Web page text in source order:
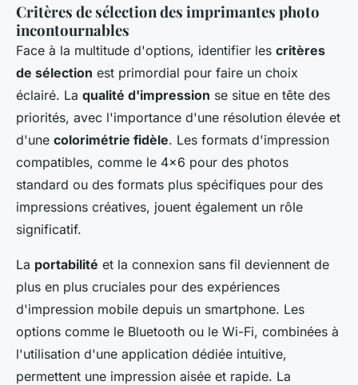
Critères de sélection des imprimantes photo
incontournables
Face à la multitude d'options, identifier les critères
de sélection est primordial pour faire un choix
éclairé. La qualité d'impression se situe en tête des
priorités, avec l'importance d'une résolution élevée et
d'une colorimétrie fidèle. Les formats d'impression
compatibles, comme le 4x6 pour des photos
standard ou des formats plus spécifiques pour des
impressions créatives, jouent également un rôle
significatif.
La portabilité et la connexion sans fil deviennent de
plus en plus cruciales pour des expériences
d'impression mobile depuis un smartphone. Les
options comme le Bluetooth ou le Wi-Fi, combinées à
l'utilisation d'une application dédiée intuitive,
permettent une impression aisée et rapide. La